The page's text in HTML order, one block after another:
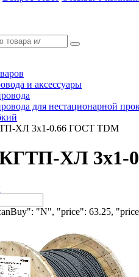
и аксессуары
для нестационарной
ХЛ 3х1-0.66 ГОСТ TDM
ХЛ 3х1-
"N", "price": 63.25,